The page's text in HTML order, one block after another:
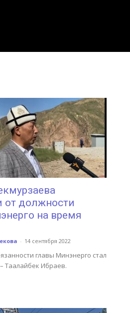
от должности
на время
- 14 сентября 2022
главы Минэнерго стал
Таалайбек Ибраев.